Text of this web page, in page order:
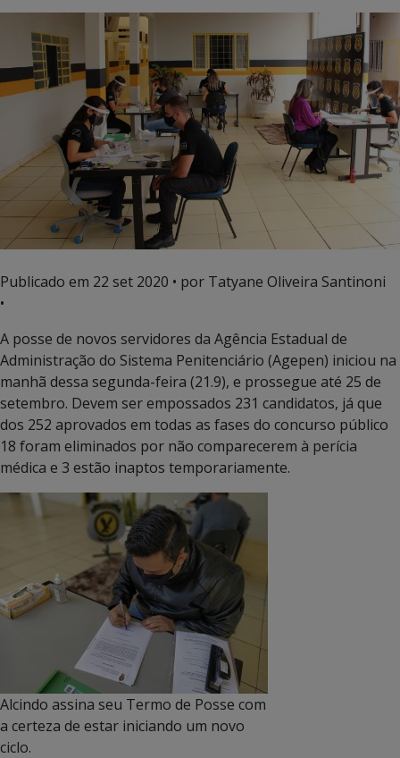
Publicado em 22 set 2020 • por Tatyane Oliveira Santinoni
•
A posse de novos servidores da Agência Estadual de
Administração do Sistema Penitenciário (Agepen) iniciou na
manhã dessa segunda-feira (21.9), e prossegue até 25 de
setembro. Devem ser empossados 231 candidatos, já que
dos 252 aprovados em todas as fases do concurso público
18 foram eliminados por não comparecerem à perícia
médica e 3 estão inaptos temporariamente.
Alcindo assina seu Termo de Posse com
a certeza de estar iniciando um novo
ciclo.